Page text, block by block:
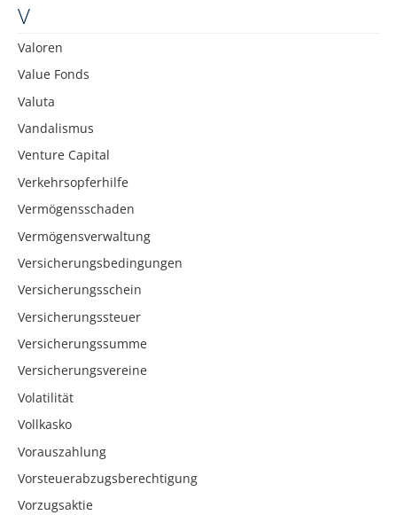
V
Valoren
Value Fonds
Valuta
Vandalismus
Venture Capital
Verkehrsopferhilfe
Vermögensschaden
Vermögensverwaltung
Versicherungsbedingungen
Versicherungsschein
Versicherungssteuer
Versicherungssumme
Versicherungsvereine
Volatilität
Vollkasko
Vorauszahlung
Vorsteuerabzugsberechtigung
Vorzugsaktie